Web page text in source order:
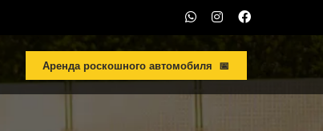
Аренда роскошного автомобиля 📅